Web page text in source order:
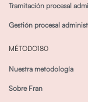
Tramitación procesal
Gestión procesal
MÉTODO180
Nuestra metodología
Sobre Fran